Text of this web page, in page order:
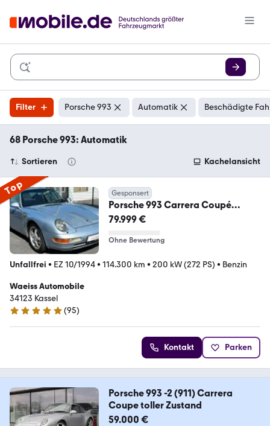
Filter Porsche 993 Automatik Beschädigte
68 Porsche 993: Automatik
Sortieren Kachelansicht
Top Gesponsert
Porsche 993 Carrera Coupé
tiptronic PZ -Historie|Leder
79.999 €
Ohne Bewertung
Unfallfrei • EZ 10/1994• 114.300 km • 200 kW (272 PS) • Benzin
Waeiss Automobile
34123 Kassel
4.8 Sterne
(95)
Kontakt Parken
Porsche 993 -2 (911) Carrera
Coupe toller Zustand
59.000 €